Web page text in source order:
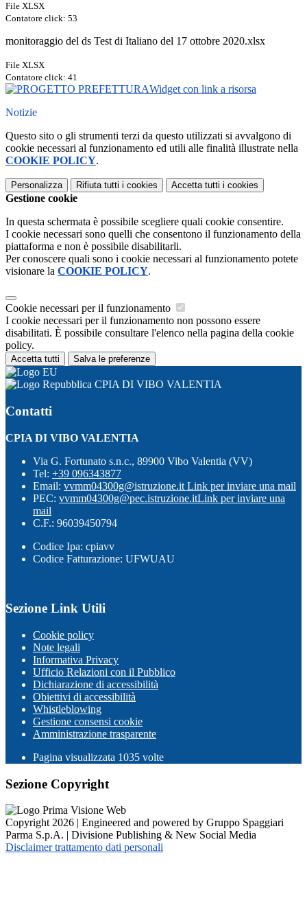
File XLSX
Contatore click: 53
monitoraggio del ds Test di Italiano del 17 ottobre 2020.xlsx
File XLSX
Contatore click: 41
Widget con link a risorsa
Notizie
Questo sito o gli strumenti terzi da questo utilizzati si avvalgono di
cookie necessari al funzionamento ed utili alle finalità illustrate nella
COOKIE POLICY.
Personalizza Rifiuta tutti i cookies Accetta tutti i cookies
Gestione cookie
In questa schermata è possibile scegliere quali cookie consentire.
I cookie necessari sono quelli che consentono il funzionamento della
piattaforma e non è possibile disabilitarli.
Per conoscere quali sono i cookie necessari al funzionamento potete
visionare la COOKIE POLICY.
Cookie necessari per il funzionamento
I cookie necessari per il funzionamento non possono essere
disabilitati. È possibile consultare l'elenco nella pagina della cookie
policy.
Accetta tutti Salva le preferenze
CPIA DI VIBO VALENTIA
Contatti
CPIA DI VIBO VALENTIA
Via G. Fortunato s.n.c., 89900 Vibo Valentia (VV)
Tel: +39 096343877
Email: vvmm04300g@istruzione.it Link per inviare una mail
PEC: vvmm04300g@pec.istruzione.itLink per inviare una
mail
C.F.: 96039450794
Codice Ipa: cpiavv
Codice Fatturazione: UFWUAU
Sezione Link Utili
Cookie policy
Note legali
Informativa Privacy
Ufficio Relazioni con il Pubblico
Dichiarazione di accessibilità
Obiettivi di accessibilità
Whistleblowing
Gestione consensi cookie
Amministrazione trasparente
Pagina visualizzata 1035 volte
Sezione Copyright
Copyright 2026 | Engineered and powered by Gruppo Spaggiari
Parma S.p.A. | Divisione Publishing & New Social Media
Disclaimer trattamento dati personali